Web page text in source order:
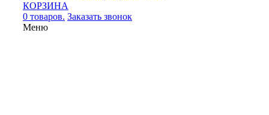
КОРЗИНА
0 товаров. Заказать звонок
Меню